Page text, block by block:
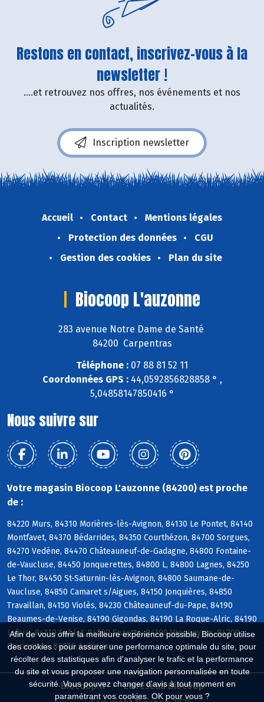
Afin de vous offrir la meilleure expérience possible, Biocoop utilise
des cookies : pour assurer une performance optimale du site, pour
récolter des statistiques afin d'analyser le trafic et la performance
du site et vous proposer une navigation personnalisée en toute
sécurité. Vous pouvez changer d'avis à tout moment en
paramétrant vos cookies. OK pour vous ?
Restons en contact, inscrivez-vous à la
newsletter !
....et retrouvez nos offres, nos événements et nos
actualités.
Inscription newsletter
Accueil Contact
Mentions légales
Protection des données
CGU
Gestion des cookies
Plan du site
Biocoop L'auzonne
283 avenue Notre Dame de Santé
84200 Carpentras
Téléphone : 07 88 81 52 11
Coordonnées GPS :44,0592856828858 ° ,
5,04858147850416 °
Nous suivre sur
Votre magasin Biocoop L'auzonne (84200) est proche
de :
84220 Murs, 84310 Morières-lès-Avignon, 84130 Le Pontet, 84140
Montfavet, 84370 Bédarrides, 84350 Courthézon, 84700 Sorgues,
84270 Vedène, 84470 Châteauneuf-de-Gadagne, 84800 Fontaine-
de-Vaucluse, 84450 Jonquerettes, 84800 L, 84800 Lagnes, 84250
Le Thor, 84450 St-Saturnin-lès-Avignon, 84800 Saumane-de-
Vaucluse, 84850 Camaret s/Aigues, 84150 Jonquières, 84850
Travaillan, 84150 Violès, 84230 Châteauneuf-du-Pape, 84190
Beaumes-de-Venise, 84190 Gigondas, 84190 La Roque-Alric, 84190
Lafare, 84110 Sablet, 84190 Suzette, 84190 Vacqueyras, 84200
Carpentras, 84810 Aubignan
Biocoop.fr
Le réseau Biocoop